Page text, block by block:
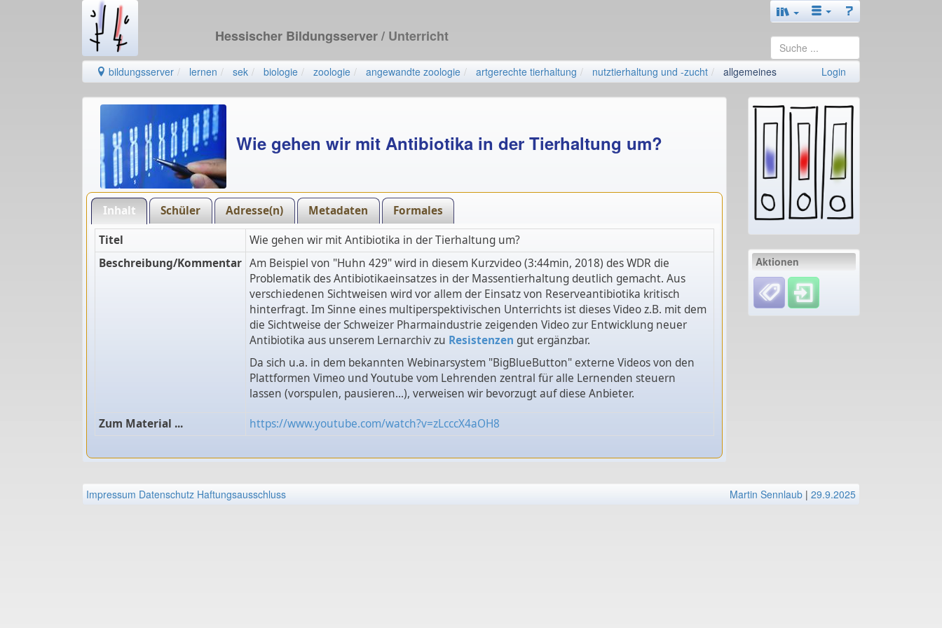
Hessischer Bildungsserver/ Unterricht
bildungsserver lernen sek biologie zoologie angewandte zoologie artgerechte tierhaltung nutztierhaltung und -zucht allgemeines Login
Wie gehen wir mit Antibiotika in der Tierhaltung um?
Inhalt Schüler Adresse(n) Metadaten Formales
Titel
Wie gehen wir mit Antibiotika in der Tierhaltung um?
Beschreibung/Kommentar Am Beispiel von "Huhn 429" wird in diesem Kurzvideo (3:44min, 2018) des WDR die
Problematik des Antibiotikaeinsatzes in der Massentierhaltung deutlich gemacht. Aus
verschiedenen Sichtweisen wird vor allem der Einsatz von Reserveantibiotika kritisch
hinterfragt. Im Sinne eines multiperspektivischen Unterrichts ist dieses Video z.B. mit dem
die Sichtweise der Schweizer Pharmaindustrie zeigenden Video zur Entwicklung neuer
Antibiotika aus unserem Lernarchiv zu Resistenzen gut ergänzbar.
Da sich u.a. in dem bekannten Webinarsystem "BigBlueButton" externe Videos von den
Plattformen Vimeo und Youtube vom Lehrenden zentral für alle Lernenden steuern
lassen (vorspulen, pausieren...), verweisen wir bevorzugt auf diese Anbieter.
Zum Material ... https://www.youtube.com/watch?v=zLcccX4aOH8
Aktionen
Impressum Datenschutz Haftungsausschluss Martin Sennlaub | 29.9.2025